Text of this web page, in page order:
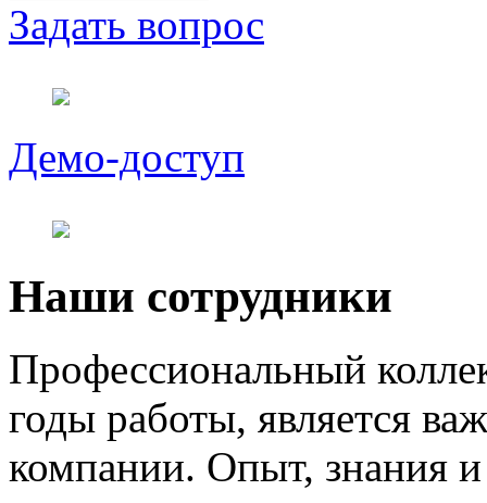
Задать вопрос
Демо-доступ
Наши сотрудники
Профессиональный
годы работы, является
компании. Опыт, знания